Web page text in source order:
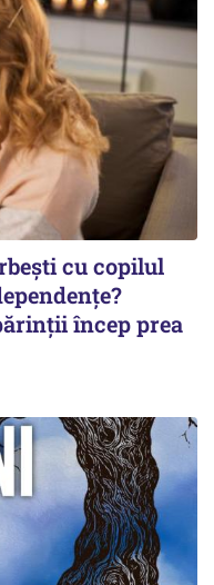
cu copilul
încep prea